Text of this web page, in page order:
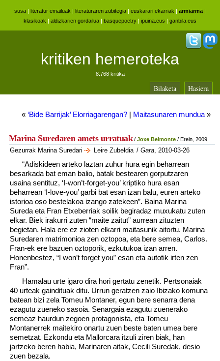
susa | literatur emailuak | literaturaren zubitegia | euskarari ekarriak | armiarma |
klasikoak | aldizkarien gordailua | basquepoetry | ipuina.eus | ganbila.eus
kritiken hemeroteka
8.768 kritika
Bilaketa Hasiera
« ‘Bide Barrijak’ Elorriagarengan? | Maitasunaren mundua »
Marina Suredaren amets urratuak/Joxe Belmonte / Erein, 2009
Gezurrak Marina Suredari Leire Zubeldia / Gara, 2010-03-26
“Adiskideen arteko laztan zuhur hura egin beharrean
besarkada bat eman balio, batak bestearen gorputzaren
usaina sentituz, ‘I-won’t-forget-you’ kriptiko hura esan
beharrean ‘I-love-you’ garbi bat esan izan balu, euren arteko
istorioa oso bestelakoa izango zatekeen”. Baina Marina
Sureda eta Fran Etxeberriak soilik begiradaz muxukatu zuten
elkar. Biek irakurri zuten “maite zaitut” aurrean zituzten
begietan. Hala ere ez zioten elkarri maitasunik aitortu. Marina
Suredaren matrimonioa zen oztopoa, eta bere semea, Carlos.
Fran-ek ere bazuen oztoporik, ezkutukoa izan arren.
Honenbestez, “I won’t forget you” esan eta autotik irten zen
Fran”.
Hamalau urte igaro dira hori gertatu zenetik. Pertsonaiak
40 urteak gaindituak ditu. Urrun geratzen zaio Ibizako komuna
batean bizi zela Tomeu Montaner, egun bere senarra dena
ezagutu zueneko sasoia. Senargaia ezagutu zuenerako
semeaz haurdun zegoen protagonista, eta Tomeu
Montanerrek maitekiro onartu zuen beste baten umea bere
semetzat. Ezkondu eta Mallorcara itzuli ziren biak, han
jartzeko beren habia, Marinaren aitak, Cecili Suredak, desio
zuen bezala.